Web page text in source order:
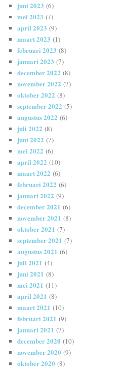
juni 2023 (6)
mei 2023 (7)
april 2023 (9)
maart 2023 (1)
februari 2023 (8)
januari 2023 (7)
december 2022 (8)
november 2022 (7)
oktober 2022 (8)
september 2022 (5)
augustus 2022 (6)
juli 2022 (8)
juni 2022 (7)
mei 2022 (6)
april 2022 (10)
maart 2022 (6)
februari 2022 (6)
januari 2022 (9)
december 2021 (6)
november 2021 (8)
oktober 2021 (7)
september 2021 (7)
augustus 2021 (6)
juli 2021 (4)
juni 2021 (8)
mei 2021 (11)
april 2021 (8)
maart 2021 (10)
februari 2021 (9)
januari 2021 (7)
december 2020 (10)
november 2020 (9)
oktober 2020 (8)